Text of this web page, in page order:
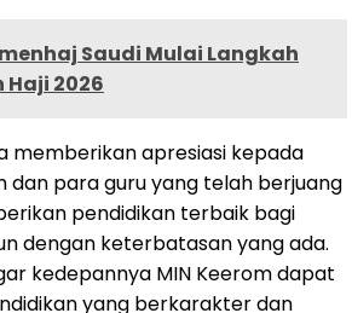
Saudi Mulai Langkah
Haji 2026
memberikan apresiasi kepada
dan para guru yang telah berjuang
pendidikan terbaik bagi
dengan keterbatasan yang ada.
kedepannya MIN Keerom dapat
yang berkarakter dan